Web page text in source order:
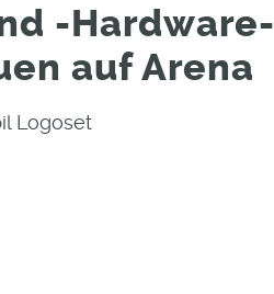
-Hardware-
auf Arena